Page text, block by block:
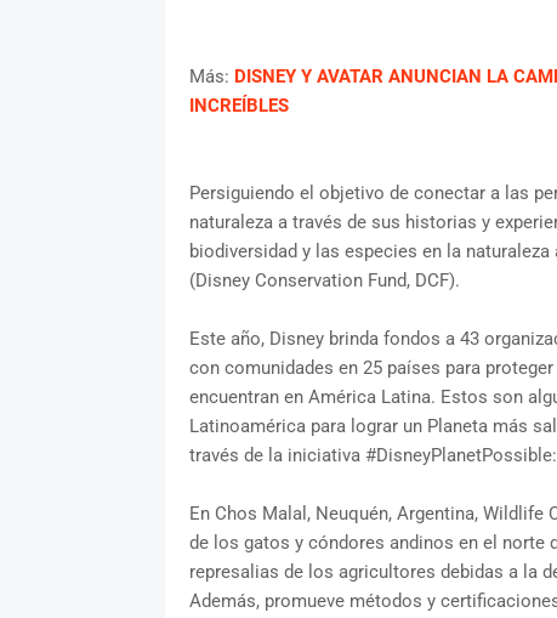
Más: DISNEY Y AVATAR ANUNCIAN LA
INCREÍBLES
Persiguiendo el objetivo de conectar a las
naturaleza a través de sus historias y
biodiversidad y las especies en la naturaleza
(Disney Conservation Fund, DCF).
Este año, Disney brinda fondos a 43
con comunidades en 25 países para
encuentran en América Latina. Estos son
Latinoamérica para lograr un Planeta más
través de la iniciativa #DisneyPlanetPossible:
En Chos Malal, Neuquén, Argentina,
de los gatos y cóndores andinos en el norte
represalias de los agricultores debidas a la
Además, promueve métodos y